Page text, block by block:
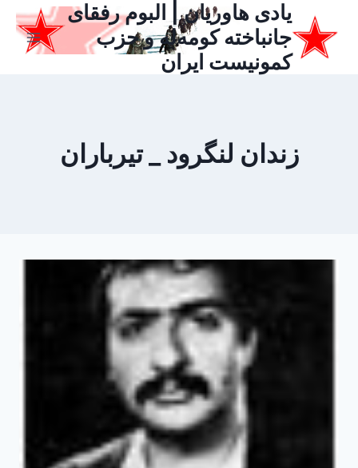
محتوا
یادی هاوریان | البوم رفقای
جانباخته کومه‌له و حزب
کمونیست ایران
زندان لنگرود _ تیرباران